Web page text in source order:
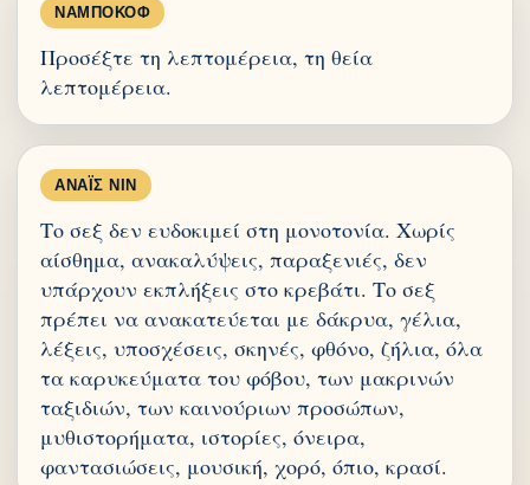
ΝΑΜΠΌΚΟΦ
Προσέξτε τη λεπτομέρεια, τη θεία
λεπτομέρεια.
ΑΝΑΪ́Σ ΝΙΝ
Το σεξ δεν ευδοκιμεί στη μονοτονία. Χωρίς
αίσθημα, ανακαλύψεις, παραξενιές, δεν
υπάρχουν εκπλήξεις στο κρεβάτι. Το σεξ
πρέπει να ανακατεύεται με δάκρυα, γέλια,
λέξεις, υποσχέσεις, σκηνές, φθόνο, ζήλια, όλα
τα καρυκεύματα του φόβου, των μακρινών
ταξιδιών, των καινούριων προσώπων,
μυθιστορήματα, ιστορίες, όνειρα,
φαντασιώσεις, μουσική, χορό, όπιο, κρασί.